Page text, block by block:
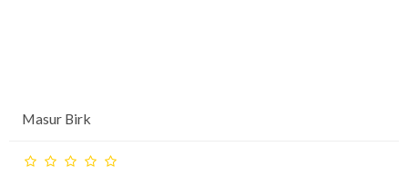
Masur Birk